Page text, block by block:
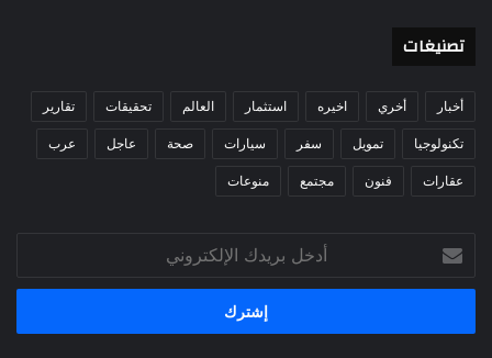
تصنيغات
أخبار أخري اخيره استثمار العالم تحقيقات تقارير
تكنولوجيا تمويل سفر سيارات صحة عاجل عرب
عقارات فنون مجتمع منوعات
بريدك
الإلكتروني